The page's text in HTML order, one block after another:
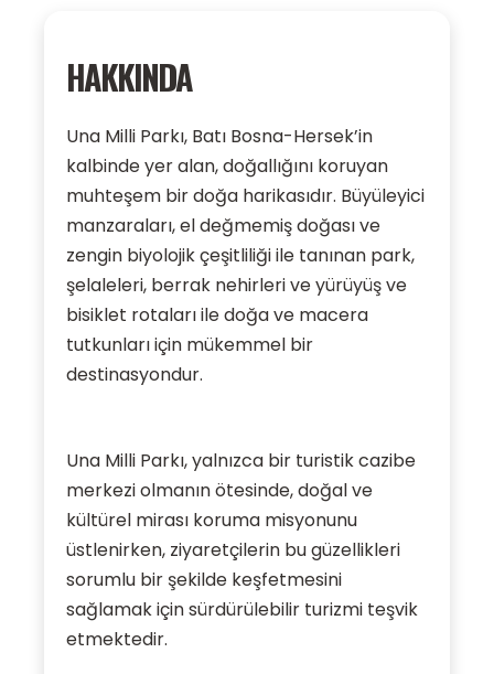
HAKKINDA
Una Milli Parkı, Batı Bosna-Hersek’in
kalbinde yer alan, doğallığını koruyan
muhteşem bir doğa harikasıdır. Büyüleyici
manzaraları, el değmemiş doğası ve
zengin biyolojik çeşitliliği ile tanınan park,
şelaleleri, berrak nehirleri ve yürüyüş ve
bisiklet rotaları ile doğa ve macera
tutkunları için mükemmel bir
destinasyondur.
Una Milli Parkı, yalnızca bir turistik cazibe
merkezi olmanın ötesinde, doğal ve
kültürel mirası koruma misyonunu
üstlenirken, ziyaretçilerin bu güzellikleri
sorumlu bir şekilde keşfetmesini
sağlamak için sürdürülebilir turizmi teşvik
etmektedir.